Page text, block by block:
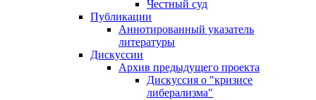
Честный суд
Публикации
Аннотированный указатель
литературы
Дискуссии
Архив предыдущего проекта
Дискуссия о "кризисе
либерализма"